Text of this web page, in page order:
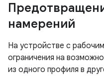
намерений
На устройстве с
ограничения на
из одного профиля в